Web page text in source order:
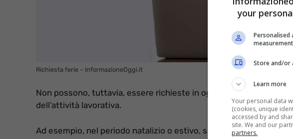
Richiesta ferie – InformazioneOggi.it
Non possono, tuttavia, essere richieste in ogni momento, per
dell’attività lavorativa.
Ad esempio, nel periodo natalizio o estivo, sarebbe impensabile
your
Store and/or
Learn more
Your personal data
(cookies, unique
accessed by and
site. We and our
partners.